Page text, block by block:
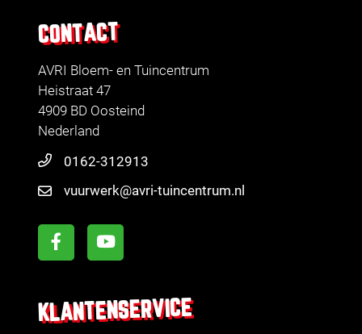
CONTACT
AVRI Bloem- en Tuincentrum
Heistraat 47
4909 BD Oosteind
Nederland
0162-312913
vuurwerk@avri-tuincentrum.nl
KLANTENSERVICE